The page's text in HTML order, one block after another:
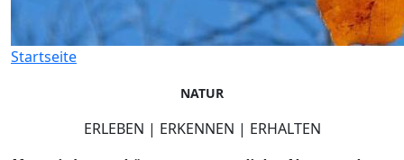
Startseite
NATUR
ERLEBEN | ERKENNEN | ERHALTEN